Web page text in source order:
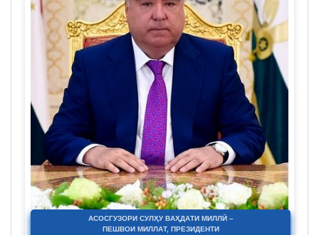
АСОСГУЗОРИ СУЛҲУ ВАҲДАТИ МИЛЛӢ –
ПЕШВОИ МИЛЛАТ, ПРЕЗИДЕНТИ